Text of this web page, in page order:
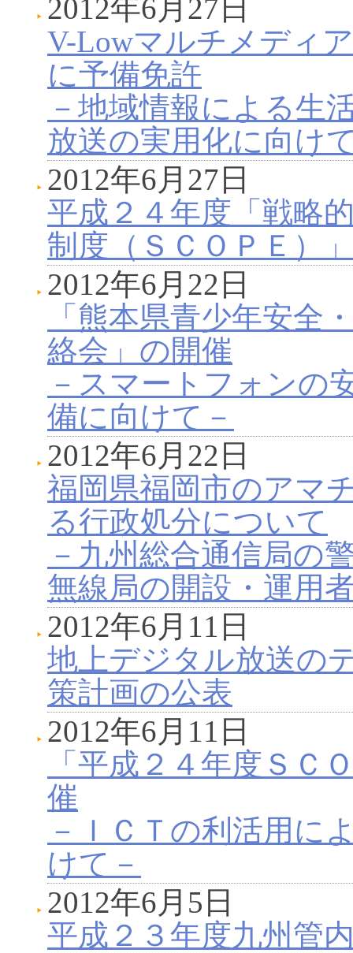
2012年6月27日
V-Lowマルチメディ
に予備免許
－地域情報による生
放送の実用化に向け
2012年6月27日
平成２４年度「戦略
制度（ＳＣＯＰＥ）
2012年6月22日
「熊本県青少年安全
絡会」の開催
－スマートフォンの
備に向けて－
2012年6月22日
福岡県福岡市のアマ
る行政処分について
－九州総合通信局の
無線局の開設・運用
2012年6月11日
地上デジタル放送の
策計画の公表
2012年6月11日
「平成２４年度ＳＣ
催
－ＩＣＴの利活用に
けて－
2012年6月5日
平成２３年度九州管